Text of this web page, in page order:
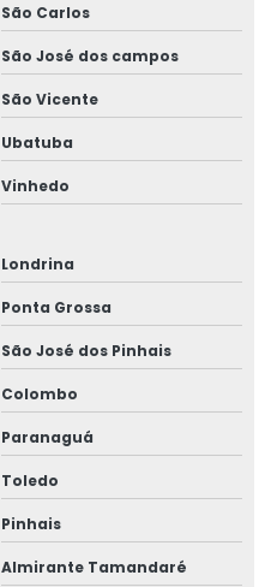
São Carlos
São José dos campos
São Vicente
Ubatuba
Vinhedo
Londrina
Ponta Grossa
São José dos Pinhais
Colombo
Paranaguá
Toledo
Pinhais
Almirante Tamandaré